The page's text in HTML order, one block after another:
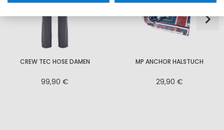
CREW TEC HOSE DAMEN
99,90 €
MP ANCHOR HALSTUCH
29,90 €